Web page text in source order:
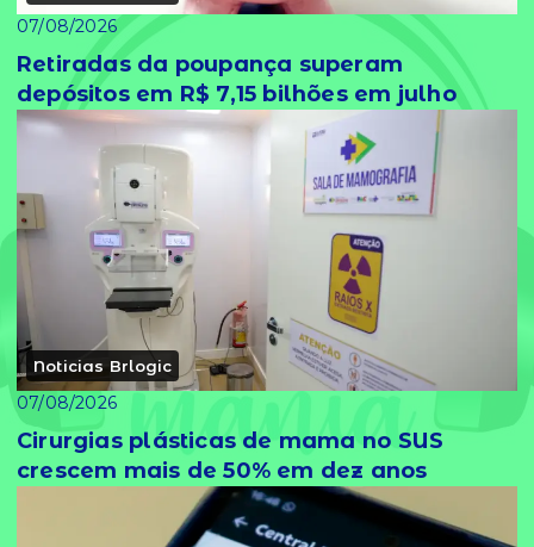
07/08/2026
Retiradas da poupança superam
depósitos em R$ 7,15 bilhões em julho
Noticias Brlogic
07/08/2026
Cirurgias plásticas de mama no SUS
crescem mais de 50% em dez anos